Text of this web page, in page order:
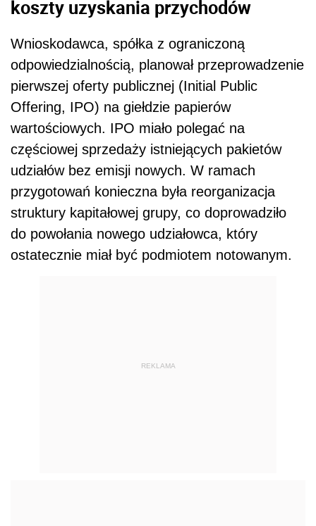
koszty uzyskania przychodów
Wnioskodawca, spółka z ograniczoną
odpowiedzialnością, planował przeprowadzenie
pierwszej oferty publicznej (Initial Public
Offering, IPO) na giełdzie papierów
wartościowych. IPO miało polegać na
częściowej sprzedaży istniejących pakietów
udziałów bez emisji nowych. W ramach
przygotowań konieczna była reorganizacja
struktury kapitałowej grupy, co doprowadziło
do powołania nowego udziałowca, który
ostatecznie miał być podmiotem notowanym.
REKLAMA